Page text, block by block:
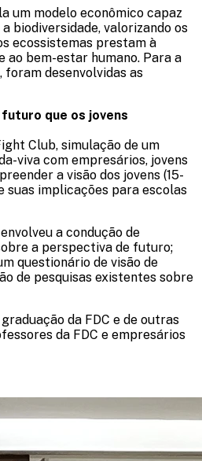
um modelo econômico capaz
biodiversidade, valorizando os
ecossistemas prestam à
ao bem-estar humano.​ Para a
desenvolvidas as
que os jovens
Club, simulação de um
viva com empresários, jovens
a visão dos jovens (15-
suas implicações para escolas
a condução de
a perspectiva de futuro;
questionário de visão de
de pesquisas existentes sobre
da FDC e de outras
da FDC​ e empresários